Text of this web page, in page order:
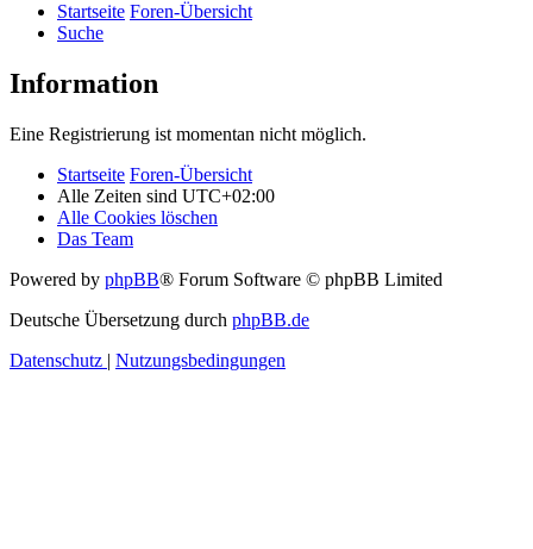
Startseite Foren-Übersicht
Suche
Information
Eine Registrierung ist momentan nicht möglich.
Startseite Foren-Übersicht
Alle Zeiten sind UTC+02:00
Alle Cookies löschen
Das Team
Powered by phpBB® Forum Software © phpBB Limited
Deutsche Übersetzung durch phpBB.de
Datenschutz | Nutzungsbedingungen